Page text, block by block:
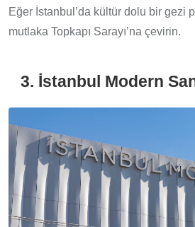
Eğer İstanbul’da kültür dolu bir gezi
mutlaka Topkapı Sarayı’na çevirin.
3. İstanbul Modern